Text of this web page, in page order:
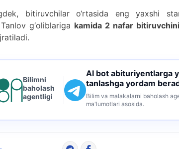
bitiruvchilar o‘rtasida eng yaxshi
g‘oliblariga kamida 2 nafar bitiruvchini
Bilimni
baholash
agentligi
AI bot abituriyentlarga
tanlashga yordam
Bilim va malakalarni baholash
ma'lumotlari asosida.